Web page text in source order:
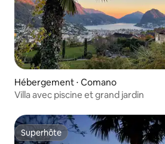
Hébergement ⋅ Comano
Villa avec piscine et grand jardin
Superhôte
Superhôte